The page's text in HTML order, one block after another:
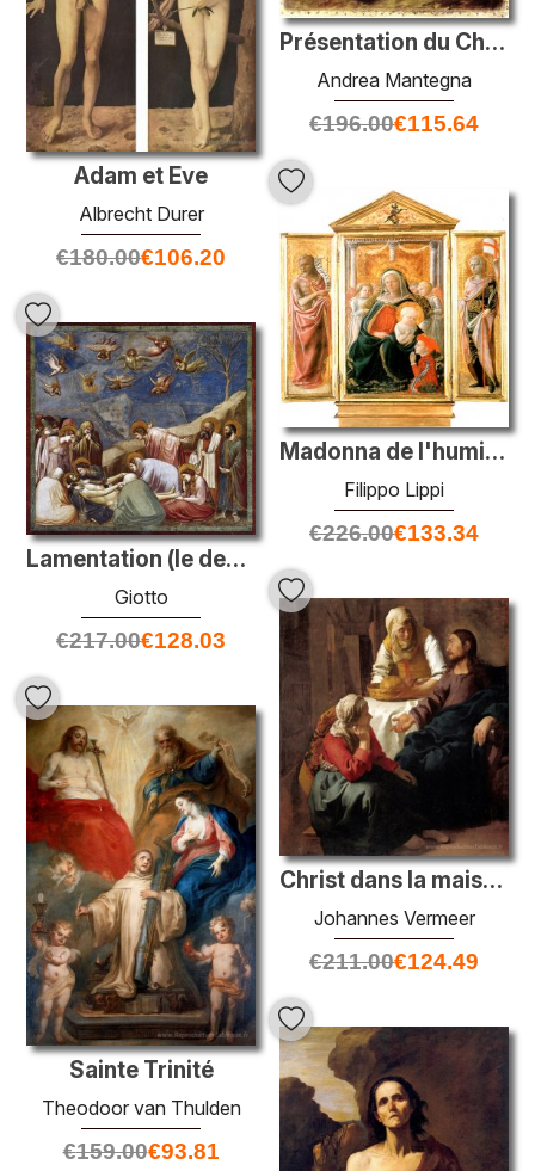
Présentation du Christ dans le temple
Andrea Mantegna
€196.00€115.64
Adam et Eve
Albrecht Durer
€180.00€106.20
Madonna de l'humilité avec les anges et le donateur
Filippo Lippi
€226.00€133.34
Lamentation (le deuil du Christ)
Giotto
€217.00€128.03
Christ dans la maison de Martha et Marie
Johannes Vermeer
€211.00€124.49
Sainte Trinité
Theodoor van Thulden
€159.00€93.81